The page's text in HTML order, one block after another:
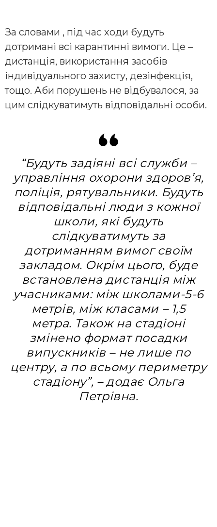
За словами , під час ходи будуть
дотримані всі карантинні вимоги. Це –
дистанція, використання засобів
індивідуального захисту, дезінфекція,
тощо. Аби порушень не відбувалося, за
цим слідкуватимуть відповідальні особи.
“Будуть задіяні всі служби –
управління охорони здоров’я,
поліція, рятувальники. Будуть
відповідальні люди з кожної
школи, які будуть
слідкуватимуть за
дотриманням вимог своїм
закладом. Окрім цього, буде
встановлена дистанція між
учасниками: між школами-5-6
метрів, між класами – 1,5
метра. Також на стадіоні
змінено формат посадки
випускників – не лише по
центру, а по всьому периметру
стадіону”, – додає Ольга
Петрівна.